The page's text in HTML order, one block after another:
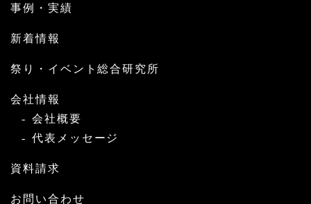
事例・実績
新着情報
祭り・イベント総合研究所
会社情報
会社概要
代表メッセージ
資料請求
お問い合わせ